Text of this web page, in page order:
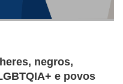
negros,
e povos